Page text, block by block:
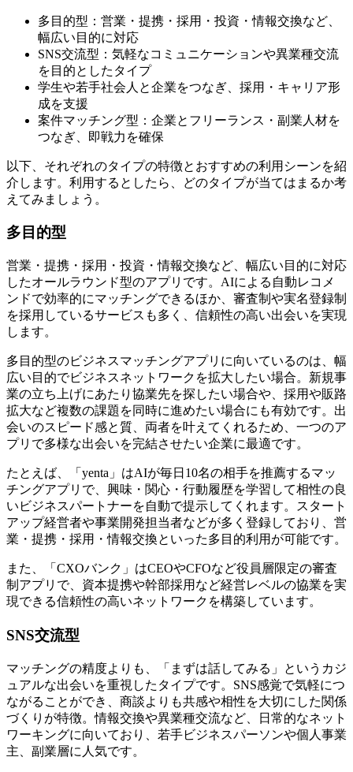
多目的型：営業・提携・採用・投資・情報交換など、
幅広い目的に対応
SNS交流型：気軽なコミュニケーションや異業種交流
を目的としたタイプ
学生や若手社会人と企業をつなぎ、採用・キャリア形
成を支援
案件マッチング型：企業とフリーランス・副業人材を
つなぎ、即戦力を確保
以下、それぞれのタイプの特徴とおすすめの利用シーンを紹
介します。利用するとしたら、どのタイプが当てはまるか考
えてみましょう。
多目的型
営業・提携・採用・投資・情報交換など、幅広い目的に対応
したオールラウンド型のアプリです。AIによる自動レコメ
ンドで効率的にマッチングできるほか、審査制や実名登録制
を採用しているサービスも多く、信頼性の高い出会いを実現
します。
多目的型のビジネスマッチングアプリに向いているのは、幅
広い目的でビジネスネットワークを拡大したい場合。新規事
業の立ち上げにあたり協業先を探したい場合や、採用や販路
拡大など複数の課題を同時に進めたい場合にも有効です。出
会いのスピード感と質、両者を叶えてくれるため、一つのア
プリで多様な出会いを完結させたい企業に最適です。
たとえば、「yenta」はAIが毎日10名の相手を推薦するマッ
チングアプリで、興味・関心・行動履歴を学習して相性の良
いビジネスパートナーを自動で提示してくれます。スタート
アップ経営者や事業開発担当者などが多く登録しており、営
業・提携・採用・情報交換といった多目的利用が可能です。
また、「CXOバンク」はCEOやCFOなど役員層限定の審査
制アプリで、資本提携や幹部採用など経営レベルの協業を実
現できる信頼性の高いネットワークを構築しています。
SNS交流型
マッチングの精度よりも、「まずは話してみる」というカジ
ュアルな出会いを重視したタイプです。SNS感覚で気軽につ
ながることができ、商談よりも共感や相性を大切にした関係
づくりが特徴。情報交換や異業種交流など、日常的なネット
ワーキングに向いており、若手ビジネスパーソンや個人事業
主、副業層に人気です。